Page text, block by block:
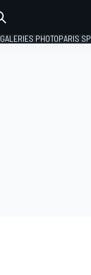
GALERIES PHOTOPARIS